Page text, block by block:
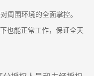
周围环境的全面掌控。
也能正常工作，保证全天